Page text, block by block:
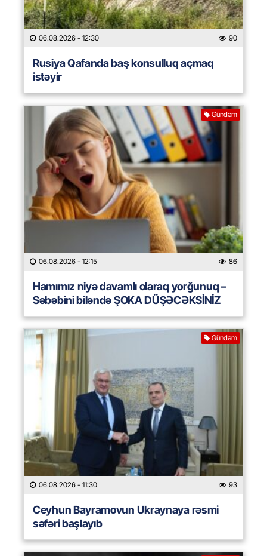
06.08.2026 - 12:30 90
Rusiya Qafanda baş konsulluq açmaq
istəyir
Gündəm
06.08.2026 - 12:15 86
Hamımız niyə davamlı olaraq yorğunuq –
Səbəbini biləndə ŞOKA DÜŞƏCƏKSİNİZ
Gündəm
06.08.2026 - 11:30 93
Ceyhun Bayramovun Ukraynaya rəsmi
səfəri başlayıb